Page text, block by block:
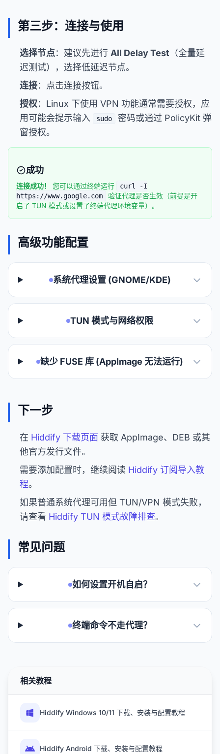
第三步：连接与使用
选择节点：建议先进行 All Delay Test （全量延
迟测试），选择低延迟节点。
连接：点击连接按钮。
授权：Linux 下使用 VPN 功能通常需要授权，应
用可能会提示输入
sudo
密码或通过 PolicyKit 弹
窗授权。
成功
连接成功！ 您可以通过终端运行
curl -I
https://www.google.com
验证代理是否生效（前提是开
启了 TUN 模式或设置了终端代理环境变量）。
高级功能配置
系统代理设置 (GNOME/KDE)
TUN 模式与网络权限
缺少 FUSE 库 (AppImage 无法运行)
下一步
在 Hiddify 下载页面 获取 AppImage、DEB 或其
他官方发行文件。
需要添加配置时，继续阅读 Hiddify 订阅导入教
程。
如果普通系统代理可用但 TUN/VPN 模式失败，
请查看 Hiddify TUN 模式故障排查。
常见问题
如何设置开机自启？
终端命令不走代理？
相关教程
Hiddify Windows 10/11 下载、安装与配置教程
Hiddify Android 下载、安装与配置教程